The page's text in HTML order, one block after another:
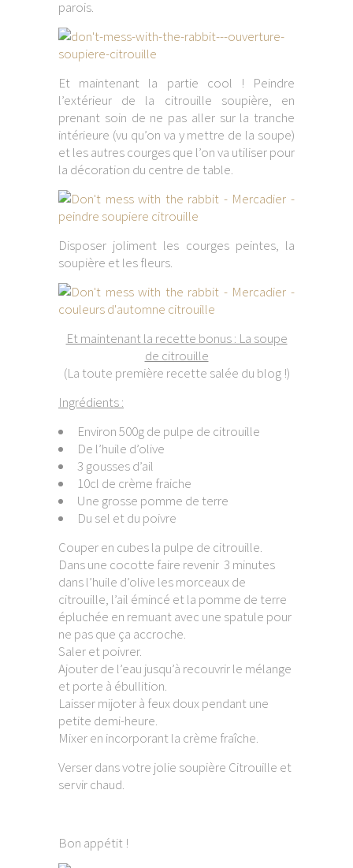
parois.
Et maintenant la partie cool ! Peindre
l’extérieur de la citrouille soupière, en
prenant soin de ne pas aller sur la tranche
intérieure (vu qu’on va y mettre de la soupe)
et les autres courges que l’on va utiliser pour
la décoration du centre de table.
Disposer joliment les courges peintes, la
soupière et les fleurs.
Et maintenant la recette bonus : La soupe
de citrouille
(La toute première recette salée du blog !)
Ingrédients :
Environ 500g de pulpe de citrouille
De l’huile d’olive
3 gousses d’ail
10cl de crème fraiche
Une grosse pomme de terre
Du sel et du poivre
Couper en cubes la pulpe de citrouille.
Dans une cocotte faire revenir 3 minutes
dans l’huile d’olive les morceaux de
citrouille, l’ail émincé et la pomme de terre
épluchée en remuant avec une spatule pour
ne pas que ça accroche.
Saler et poivrer.
Ajouter de l’eau jusqu’à recouvrir le mélange
et porte à ébullition.
Laisser mijoter à feux doux pendant une
petite demi-heure.
Mixer en incorporant la crème fraîche.
Verser dans votre jolie soupière Citrouille et
servir chaud.
Bon appétit !